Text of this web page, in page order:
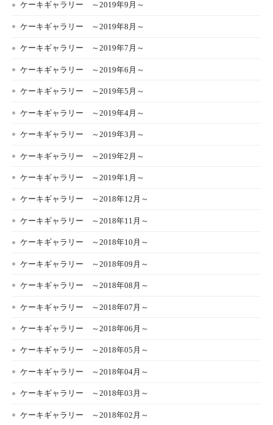
ケーキギャラリー ～2019年9月～
ケーキギャラリー ～2019年8月～
ケーキギャラリー ～2019年7月～
ケーキギャラリー ～2019年6月～
ケーキギャラリー ～2019年5月～
ケーキギャラリー ～2019年4月～
ケーキギャラリー ～2019年3月～
ケーキギャラリー ～2019年2月～
ケーキギャラリー ～2019年1月～
ケーキギャラリー ～2018年12月～
ケーキギャラリー ～2018年11月～
ケーキギャラリー ～2018年10月～
ケーキギャラリー ～2018年09月～
ケーキギャラリー ～2018年08月～
ケーキギャラリー ～2018年07月～
ケーキギャラリー ～2018年06月～
ケーキギャラリー ～2018年05月～
ケーキギャラリー ～2018年04月～
ケーキギャラリー ～2018年03月～
ケーキギャラリー ～2018年02月～